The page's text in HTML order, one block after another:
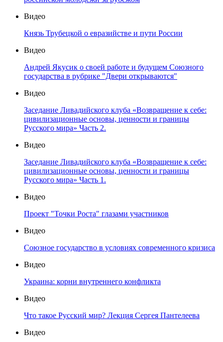
Видео
Князь Трубецкой о евразийстве и пути России
Видео
Андрей Якусик о своей работе и будущем Союзного
государства в рубрике "Двери открываются"
Видео
Заседание Ливадийского клуба «Возвращение к себе:
цивилизационные основы, ценности и границы
Русского мира» Часть 2.
Видео
Заседание Ливадийского клуба «Возвращение к себе:
цивилизационные основы, ценности и границы
Русского мира» Часть 1.
Видео
Проект "Точки Роста" глазами участников
Видео
Союзное государство в условиях современного кризиса
Видео
Украина: корни внутреннего конфликта
Видео
Что такое Русский мир? Лекция Сергея Пантелеева
Видео